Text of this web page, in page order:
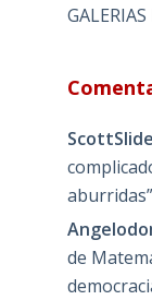
ScottSlide
aburridas”
de